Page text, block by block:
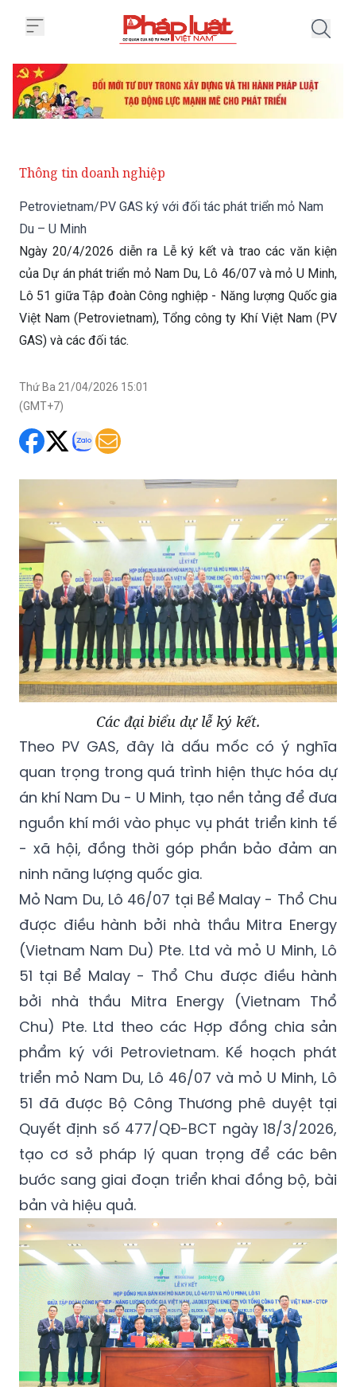
Thông tin doanh nghiệp
Petrovietnam/PV GAS ký với đối tác phát triển mỏ Nam
Du – U Minh
Ngày 20/4/2026 diễn ra Lễ ký kết và trao các văn kiện
của Dự án phát triển mỏ Nam Du, Lô 46/07 và mỏ U Minh,
Lô 51 giữa Tập đoàn Công nghiệp - Năng lượng Quốc gia
Việt Nam (Petrovietnam), Tổng công ty Khí Việt Nam (PV
GAS) và các đối tác.
Thứ Ba 21/04/2026 15:01
(GMT+7)
Các đại biểu dự lễ ký kết.
Theo PV GAS, đây là dấu mốc có ý nghĩa
quan trọng trong quá trình hiện thực hóa dự
án khí Nam Du - U Minh, tạo nền tảng để đưa
nguồn khí mới vào phục vụ phát triển kinh tế
- xã hội, đồng thời góp phần bảo đảm an
ninh năng lượng quốc gia.
Mỏ Nam Du, Lô 46/07 tại Bể Malay - Thổ Chu
được điều hành bởi nhà thầu Mitra Energy
(Vietnam Nam Du) Pte. Ltd và mỏ U Minh, Lô
51 tại Bể Malay - Thổ Chu được điều hành
bởi nhà thầu Mitra Energy (Vietnam Thổ
Chu) Pte. Ltd theo các Hợp đồng chia sản
phẩm ký với Petrovietnam. Kế hoạch phát
triển mỏ Nam Du, Lô 46/07 và mỏ U Minh, Lô
51 đã được Bộ Công Thương phê duyệt tại
Quyết định số 477/QĐ-BCT ngày 18/3/2026,
tạo cơ sở pháp lý quan trọng để các bên
bước sang giai đoạn triển khai đồng bộ, bài
bản và hiệu quả.